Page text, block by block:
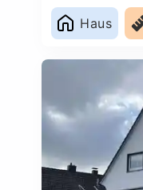
Haus